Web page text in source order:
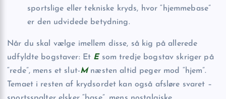
sportslige eller tekniske kryds, hvor “hjemme­base”
er den udvidede betydning.
Når du skal vælge imellem disse, så kig på allerede
udfyldte bogstaver: Et Esom tredje bogstav skriger på
“rede”, mens et slut-Mnæsten altid peger mod “hjem”.
Temaet i resten af krydsordet kan også afsløre svaret –